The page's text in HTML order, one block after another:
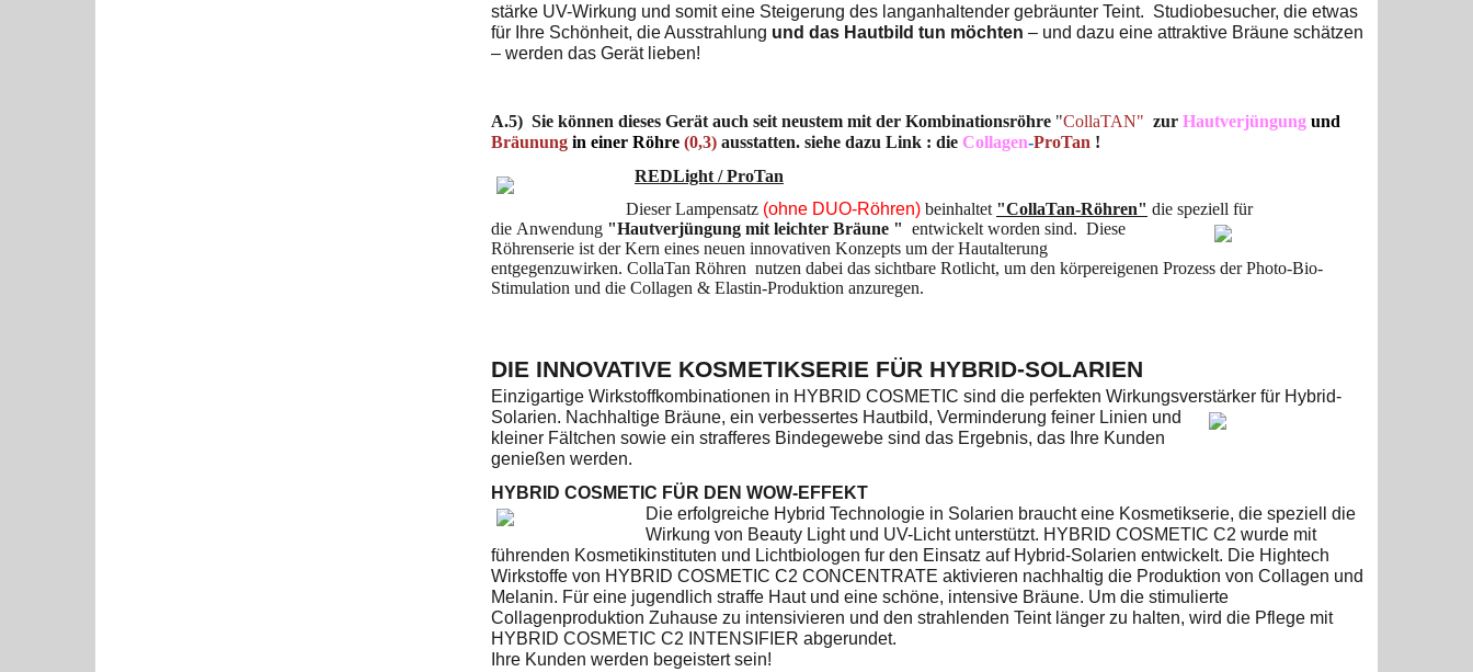
stärke UV-Wirkung und somit eine Steigerung des langanhaltender gebräunter Teint. Studiobesucher, die etwas
für Ihre Schönheit, die Ausstrahlung und das Hautbild tun möchten – und dazu eine attraktive Bräune schätzen
– werden das Gerät lieben!
A.5) Sie können dieses Gerät auch seit neustem mit der Kombinationsröhre "CollaTAN" zur Hautverjüngung und
Bräunung in einer Röhre (0,3) ausstatten. siehe dazu Link : die Collagen-ProTan !
REDLight / ProTan
Dieser Lampensatz (ohne DUO-Röhren) beinhaltet "CollaTan-Röhren" die speziell für
die Anwendung "Hautverjüngung mit leichter Bräune " entwickelt worden sind. Diese
Röhrenserie ist der Kern eines neuen innovativen Konzepts um der Hautalterung
entgegenzuwirken. CollaTan Röhren nutzen dabei das sichtbare Rotlicht, um den körpereigenen Prozess der Photo-Bio-
Stimulation und die Collagen & Elastin-Produktion anzuregen.
DIE INNOVATIVE KOSMETIKSERIE FÜR HYBRID-SOLARIEN
Einzigartige Wirkstoffkombinationen in HYBRID COSMETIC sind die perfekten Wirkungsverstärker für Hybrid-
Solarien. Nachhaltige Bräune, ein verbessertes Hautbild, Verminderung feiner Linien und
kleiner Fältchen sowie ein strafferes Bindegewebe sind das Ergebnis, das Ihre Kunden
genießen werden.
HYBRID COSMETIC FÜR DEN WOW-EFFEKT
Die erfolgreiche Hybrid Technologie in Solarien braucht eine Kosmetikserie, die speziell die
Wirkung von Beauty Light und UV-Licht unterstützt. HYBRID COSMETIC C2 wurde mit
führenden Kosmetikinstituten und Lichtbiologen fur den Einsatz auf Hybrid-Solarien entwickelt. Die Hightech
Wirkstoffe von HYBRID COSMETIC C2 CONCENTRATE aktivieren nachhaltig die Produktion von Collagen und
Melanin. Für eine jugendlich straffe Haut und eine schöne, intensive Bräune. Um die stimulierte
Collagenproduktion Zuhause zu intensivieren und den strahlenden Teint länger zu halten, wird die Pflege mit
HYBRID COSMETIC C2 INTENSIFIER abgerundet.
Ihre Kunden werden begeistert sein!